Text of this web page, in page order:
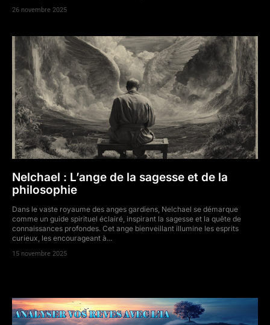
26 novembre 2025
Nelchael : L’ange de la sagesse et de la
philosophie
Dans le vaste royaume des anges gardiens, Nelchael se démarque
comme un guide spirituel éclairé, inspirant la sagesse et la quête de
connaissances profondes. Cet ange bienveillant illumine les esprits
curieux, les encourageant à...
15 novembre 2025